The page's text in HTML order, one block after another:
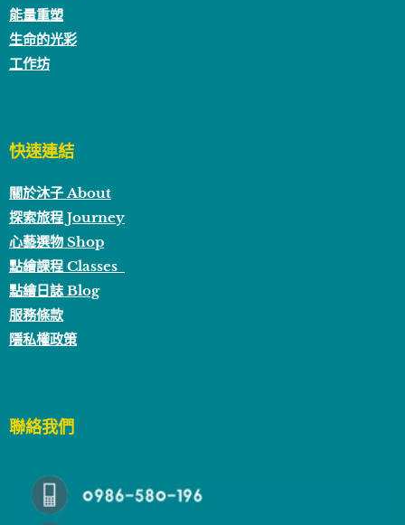
能量重塑
生命的光彩
工作坊
快速連結
關於沐子 About
探索旅程 Journey
心藝選物 Shop
點繪課程 Classes
點繪日誌 Blog
服務條款
隱私權政策
聯絡我們